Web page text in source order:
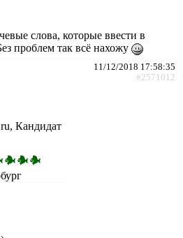
слова, которые ввести в
проблем так всё нахожу
11/12/2018 17:58:35
#2571012
Кандидат